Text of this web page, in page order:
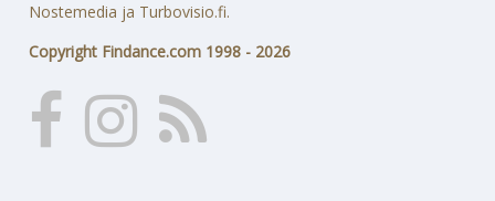
Nostemedia ja Turbovisio.fi.
Copyright Findance.com 1998 - 2026